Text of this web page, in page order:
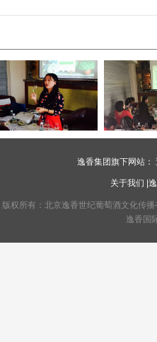
逸香集团旗下网站：
关于我们
版权所有：北京逸香世纪葡萄酒文化传
逸香国